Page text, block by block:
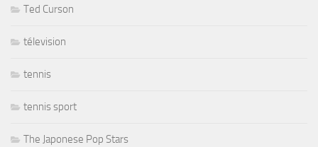
Ted Curson
télevision
tennis
tennis sport
The Japonese Pop Stars